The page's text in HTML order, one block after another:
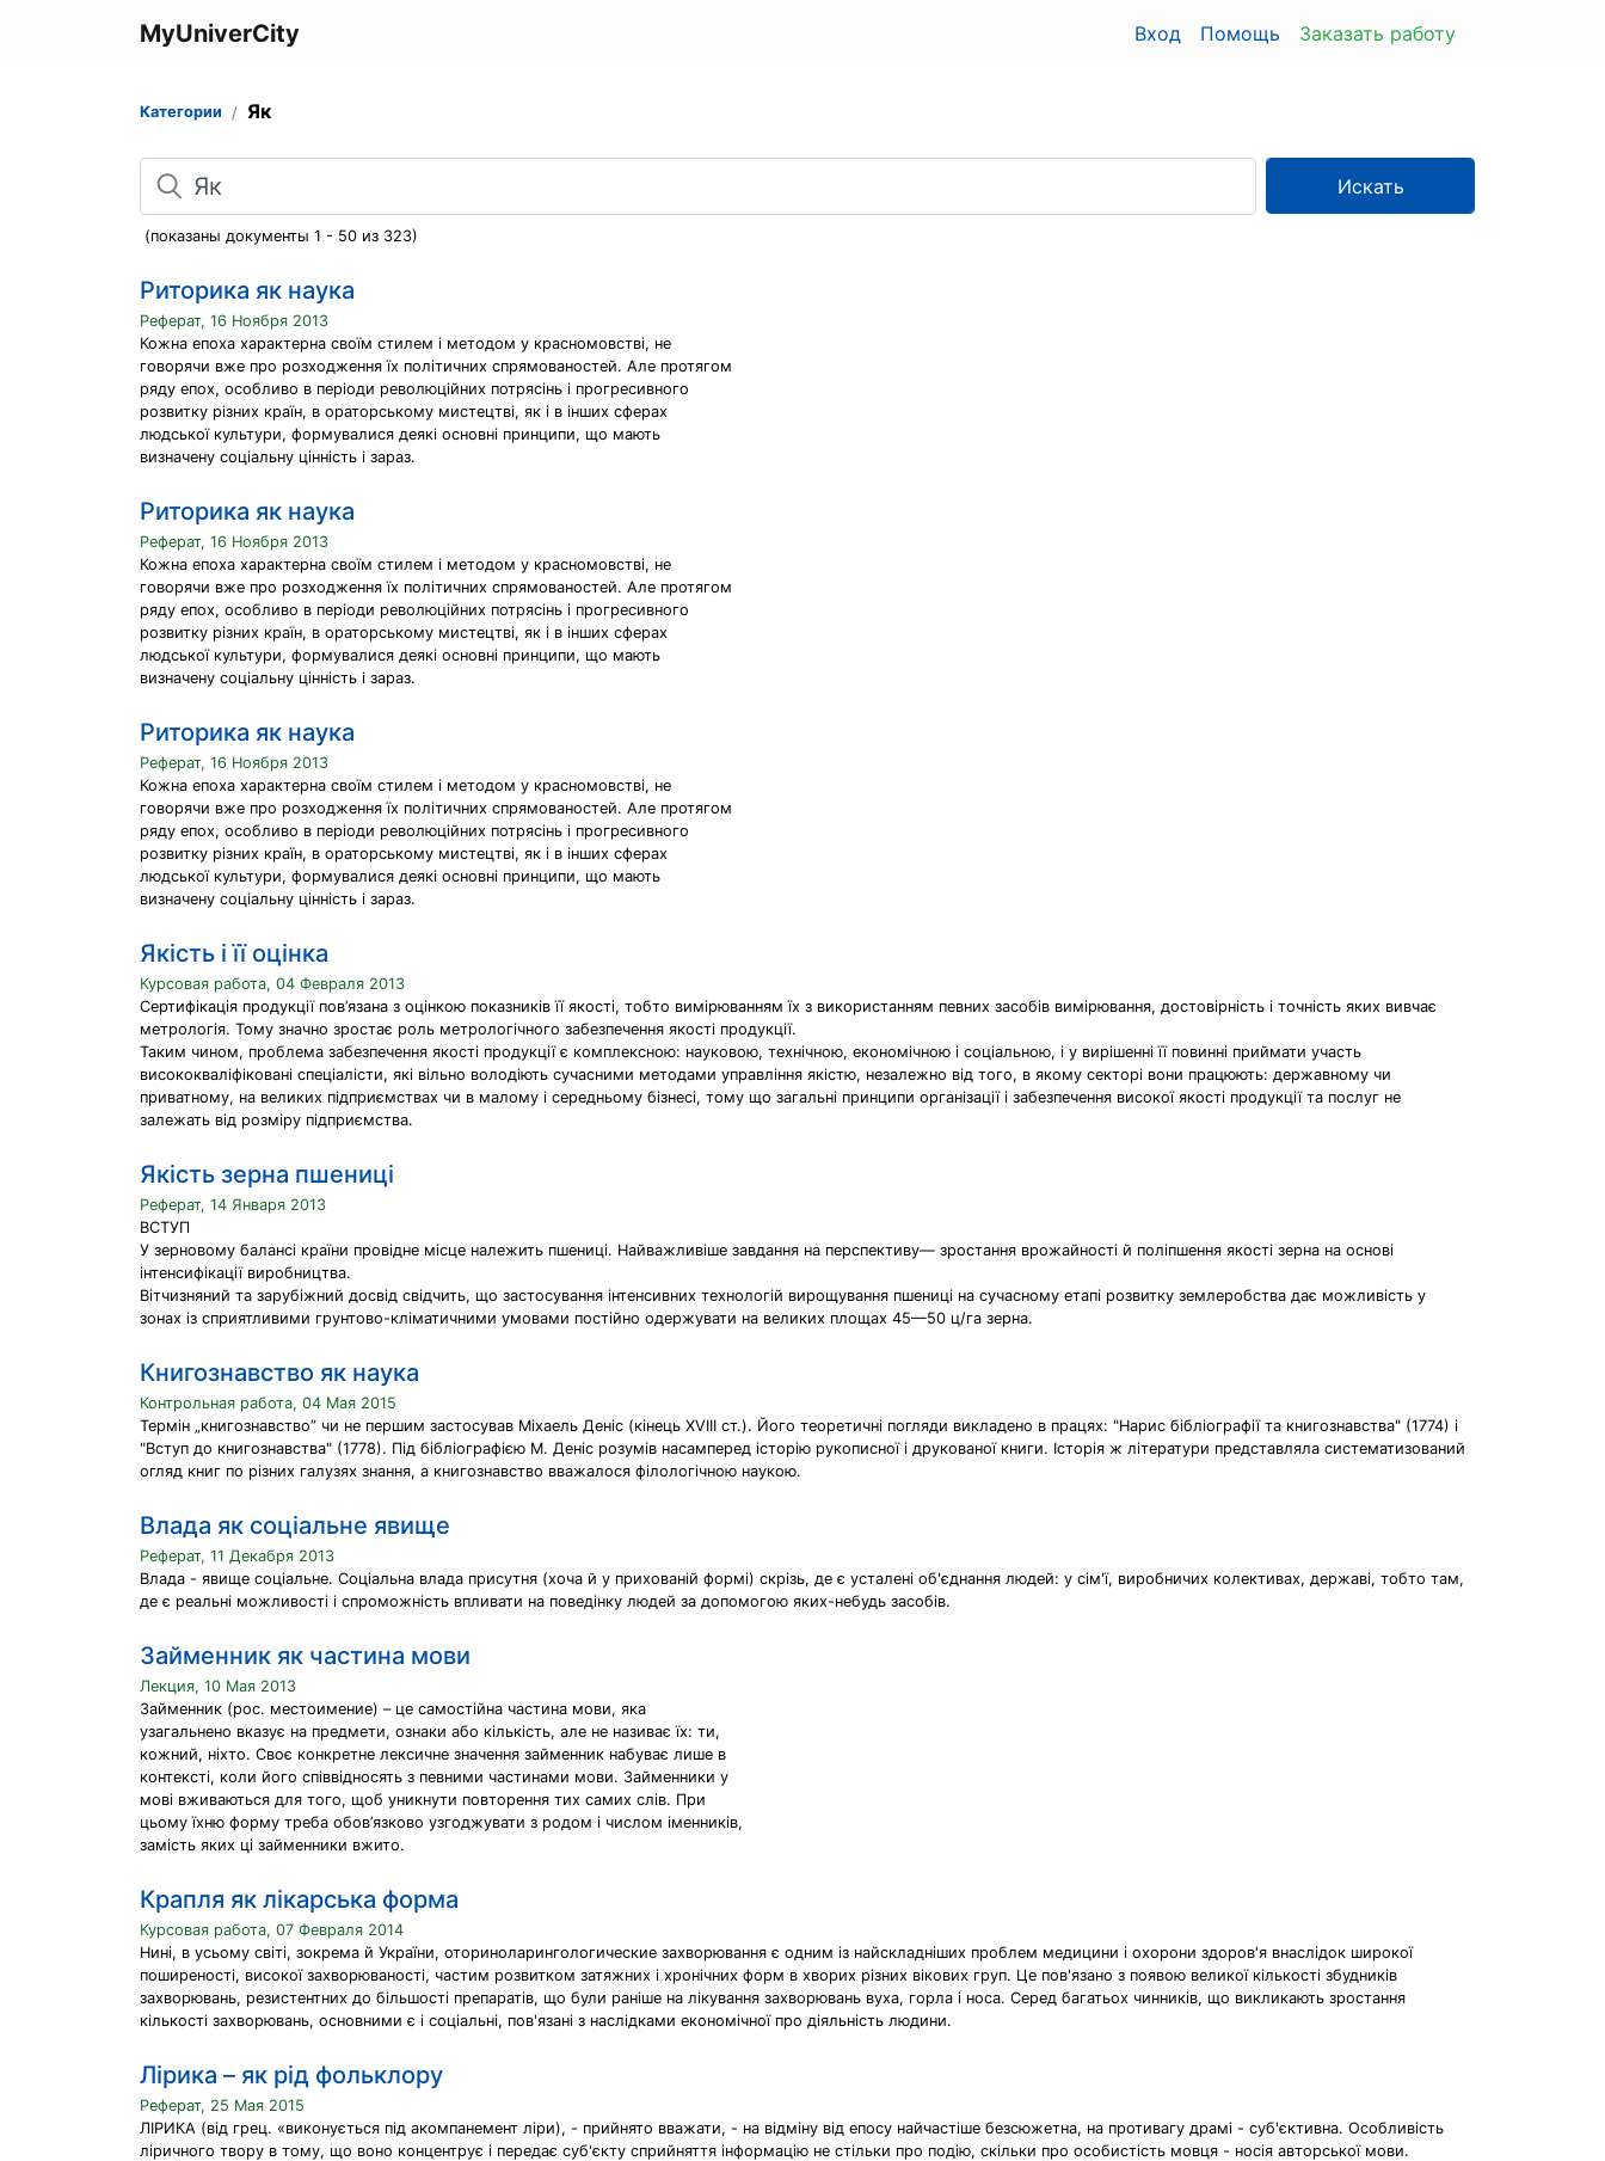
MyUniverCity Вход Помощь Заказать работу
Категории Як
Поиск
Искать
(показаны документы 1 - 50 из 323)
Риторика як наука
Реферат, 16 Ноября 2013
Кожна епоха характерна своїм стилем і методом у красномовстві, не
говорячи вже про розходження їх політичних спрямованостей. Але протягом
ряду епох, особливо в періоди революційних потрясінь і прогресивного
розвитку різних країн, в ораторському мистецтві, як і в інших сферах
людської культури, формувалися деякі основні принципи, що мають
визначену соціальну цінність і зараз.
Риторика як наука
Реферат, 16 Ноября 2013
Кожна епоха характерна своїм стилем і методом у красномовстві, не
говорячи вже про розходження їх політичних спрямованостей. Але протягом
ряду епох, особливо в періоди революційних потрясінь і прогресивного
розвитку різних країн, в ораторському мистецтві, як і в інших сферах
людської культури, формувалися деякі основні принципи, що мають
визначену соціальну цінність і зараз.
Риторика як наука
Реферат, 16 Ноября 2013
Кожна епоха характерна своїм стилем і методом у красномовстві, не
говорячи вже про розходження їх політичних спрямованостей. Але протягом
ряду епох, особливо в періоди революційних потрясінь і прогресивного
розвитку різних країн, в ораторському мистецтві, як і в інших сферах
людської культури, формувалися деякі основні принципи, що мають
визначену соціальну цінність і зараз.
Якість і її оцінка
Курсовая работа, 04 Февраля 2013
Сертифікація продукції пов’язана з оцінкою показників її якості, тобто вимірюванням їх з використанням певних засобів вимірювання, достовірність і точність яких вивчає
метрологія. Тому значно зростає роль метрологічного забезпечення якості продукції.
Таким чином, проблема забезпечення якості продукції є комплексною: науковою, технічною, економічною і соціальною, і у вирішенні її повинні приймати участь
висококваліфіковані спеціалісти, які вільно володіють сучасними методами управління якістю, незалежно від того, в якому секторі вони працюють: державному чи
приватному, на великих підприємствах чи в малому і середньому бізнесі, тому що загальні принципи організації і забезпечення високої якості продукції та послуг не
залежать від розміру підприємства.
Якість зерна пшениці
Реферат, 14 Января 2013
ВСТУП
У зерновому балансі країни провідне місце належить пшениці. Найважливіше завдання на перспективу— зростання врожайності й поліпшення якості зерна на основі
інтенсифікації виробництва.
Вітчизняний та зарубіжний досвід свідчить, що застосування інтенсивних технологій вирощування пшениці на сучасному етапі розвитку землеробства дає можливість у
зонах із сприятливими грунтово-кліматичними умовами постійно одержувати на великих площах 45—50 ц/га зерна.
Книгознавство як наука
Контрольная работа, 04 Мая 2015
Термін „книгознавство” чи не першим застосував Міхаель Деніс (кінець XVIII ст.). Його теоретичні погляди викладено в працях: "Нарис бібліографії та книгознавства" (1774) і
"Вступ до книгознавства" (1778). Під бібліографією М. Деніс розумів насамперед історію рукописної і друкованої книги. Історія ж літератури представляла систематизований
огляд книг по різних галузях знання, а книгознавство вважалося філологічною наукою.
Влада як соціальне явище
Реферат, 11 Декабря 2013
Влада - явище соціальне. Соціальна влада присутня (хоча й у прихованій формі) скрізь, де є усталені об'єднання людей: у сім'ї, виробничих колективах, державі, тобто там,
де є реальні можливості і спроможність впливати на поведінку людей за допомогою яких-небудь засобів.
Займенник як частина мови
Лекция, 10 Мая 2013
Займенник (рос. местоимение) – це самостійна частина мови, яка
узагальнено вказує на предмети, ознаки або кількість, але не називає їх: ти,
кожний, ніхто. Своє конкретне лексичне значення займенник набуває лише в
контексті, коли його співвідносять з певними частинами мови. Займенники у
мові вживаються для того, щоб уникнути повторення тих самих слів. При
цьому їхню форму треба обов’язково узгоджувати з родом і числом іменників,
замість яких ці займенники вжито.
Крапля як лікарська форма
Курсовая работа, 07 Февраля 2014
Нині, в усьому світі, зокрема й України, оториноларингологические захворювання є одним із найскладніших проблем медицини і охорони здоров'я внаслідок широкої
поширеності, високої захворюваності, частим розвитком затяжних і хронічних форм в хворих різних вікових груп. Це пов'язано з появою великої кількості збудників
захворювань, резистентних до більшості препаратів, що були раніше на лікування захворювань вуха, горла і носа. Серед багатьох чинників, що викликають зростання
кількості захворювань, основними є і соціальні, пов'язані з наслідками економічної про діяльність людини.
Лірика – як рід фольклору
Реферат, 25 Мая 2015
ЛІРИКА (від грец. «виконується під акомпанемент ліри), - прийнято вважати, - на відміну від епосу найчастіше безсюжетна, на противагу драмі - суб'єктивна. Особливість
ліричного твору в тому, що воно концентрує і передає суб'єкту сприйняття інформацію не стільки про подію, скільки про особистість мовця - носія авторської мови.